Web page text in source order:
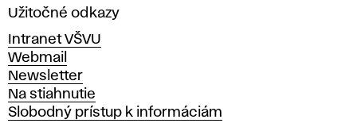
a
ý
t
v
a
r
Užitočné odkazy
Intranet VŠVU
Webmail
Newsletter
Na stiahnutie
Slobodný prístup k informáciám